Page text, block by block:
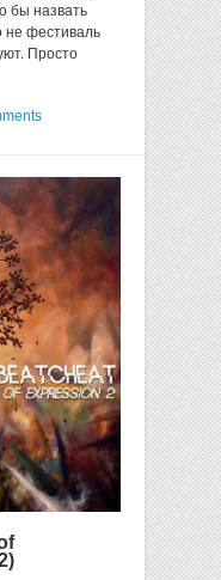
бы назвать
не фестиваль
Просто